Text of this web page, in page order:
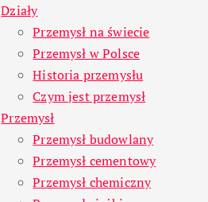
Działy
Przemysł na świecie
Przemysł w Polsce
Historia przemysłu
Czym jest przemysł
Przemysł
Przemysł budowlany
Przemysł cementowy
Przemysł chemiczny